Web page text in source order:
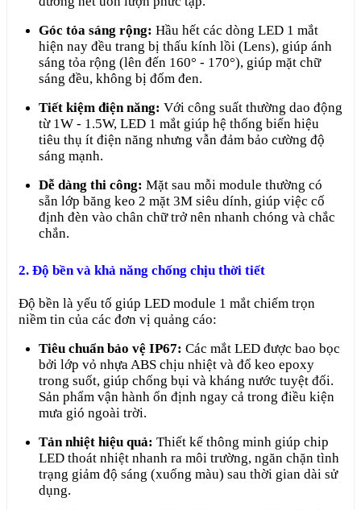
Góc tỏa sáng rộng: Hầu hết các dòng LED 1 mắt
hiện nay đều trang bị thấu kính lồi (Lens), giúp ánh
sáng tỏa rộng (lên đến 160° - 170°), giúp mặt chữ
sáng đều, không bị đốm đen.
Tiết kiệm điện năng: Với công suất thường dao động
từ 1W - 1.5W, LED 1 mắt giúp hệ thống biển hiệu
tiêu thụ ít điện năng nhưng vẫn đảm bảo cường độ
sáng mạnh.
Dễ dàng thi công: Mặt sau mỗi module thường có
sẵn lớp băng keo 2 mặt 3M siêu dính, giúp việc cố
định đèn vào chân chữ trở nên nhanh chóng và chắc
chắn.
2. Độ bền và khả năng chống chịu thời tiết
Độ bền là yếu tố giúp LED module 1 mắt chiếm trọn
niềm tin của các đơn vị quảng cáo:
Tiêu chuẩn bảo vệ IP67: Các mắt LED được bao bọc
bởi lớp vỏ nhựa ABS chịu nhiệt và đổ keo epoxy
trong suốt, giúp chống bụi và kháng nước tuyệt đối.
Sản phẩm vận hành ổn định ngay cả trong điều kiện
mưa gió ngoài trời.
Tản nhiệt hiệu quả: Thiết kế thông minh giúp chip
LED thoát nhiệt nhanh ra môi trường, ngăn chặn tình
trạng giảm độ sáng (xuống màu) sau thời gian dài sử
dụng.